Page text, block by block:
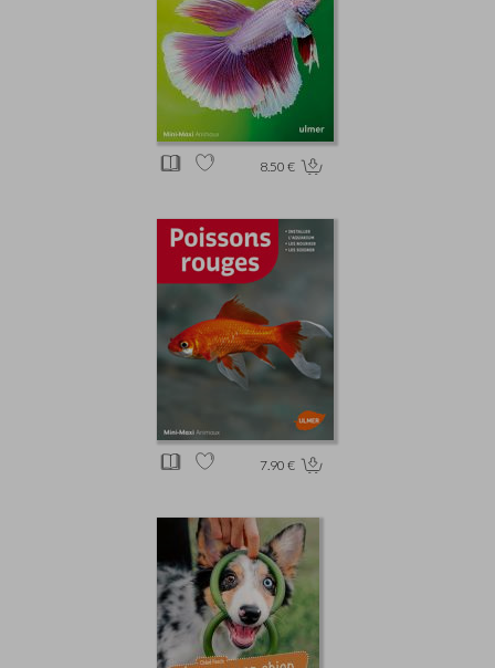
8.50 €
7.90 €